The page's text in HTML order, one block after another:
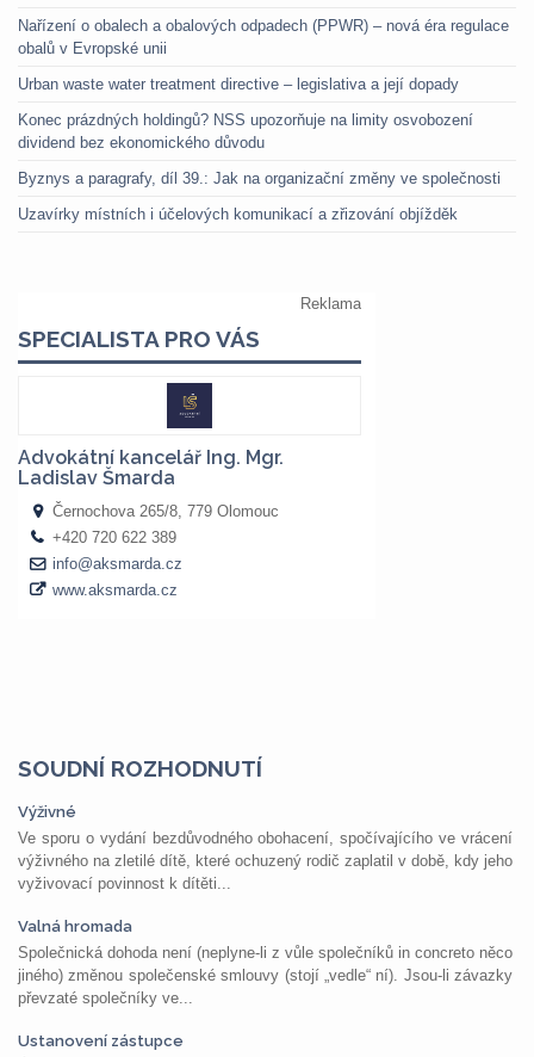
Nařízení o obalech a obalových odpadech (PPWR) – nová éra regulace
obalů v Evropské unii
Urban waste water treatment directive – legislativa a její dopady
Konec prázdných holdingů? NSS upozorňuje na limity osvobození
dividend bez ekonomického důvodu
Byznys a paragrafy, díl 39.: Jak na organizační změny ve společnosti
Uzavírky místních i účelových komunikací a zřizování objížděk
SOUDNÍ ROZHODNUTÍ
Výživné
Ve sporu o vydání bezdůvodného obohacení, spočívajícího ve vrácení
výživného na zletilé dítě, které ochuzený rodič zaplatil v době, kdy jeho
vyživovací povinnost k dítěti...
Valná hromada
Společnická dohoda není (neplyne-li z vůle společníků in concreto něco
jiného) změnou společenské smlouvy (stojí „vedle“ ní). Jsou-li závazky
převzaté společníky ve...
Ustanovení zástupce